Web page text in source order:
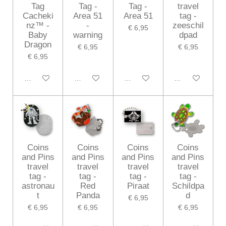
Tag
Cacheki
nz™ -
Baby
Dragon
€ 6,95
In winkelwagen
Tag -
Area 51
-
warning
€ 6,95
In winkelwagen
Tag -
Area 51
€ 6,95
In winkelwagen
travel
tag -
zeeschil
dpad
€ 6,95
In winkelwagen
Coins
and Pins
travel
tag -
astronau
t
€ 6,95
Coins
and Pins
travel
tag -
Red
Panda
€ 6,95
Coins
and Pins
travel
tag -
Piraat
€ 6,95
Coins
and Pins
travel
tag -
Schildpa
d
€ 6,95